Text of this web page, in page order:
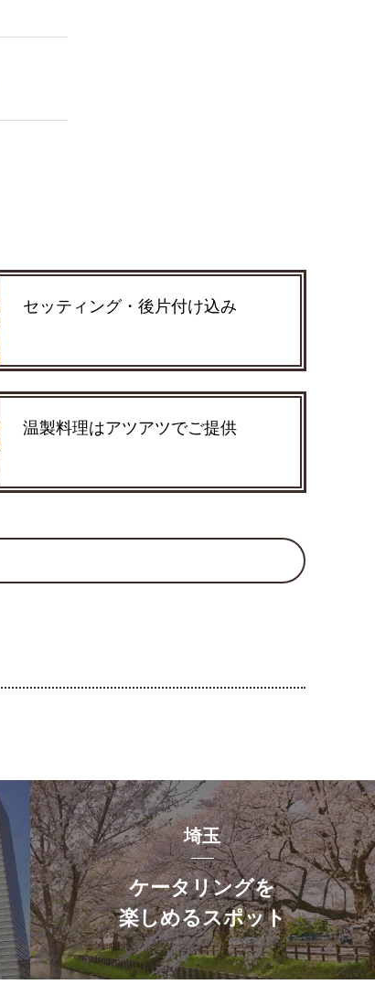
セッティング・後片付け込み
温製料理はアツアツでご提供
埼玉
ケータリングを
楽しめるスポット